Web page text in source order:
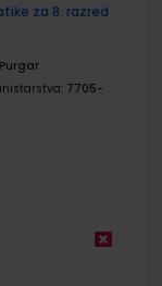
za 8. razred
7705-